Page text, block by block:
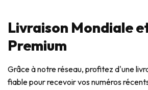
Livraison Mondiale
Premium
Grâce à notre réseau, profitez d'une
fiable pour recevoir vos numéros